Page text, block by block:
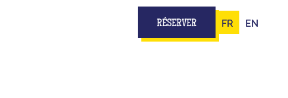
RÉSERVER FR EN